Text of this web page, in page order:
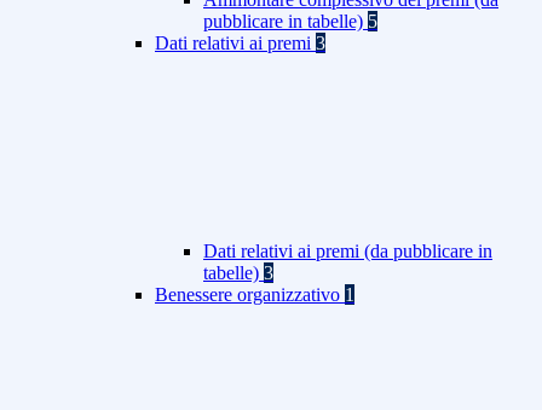
pubblicare in tabelle) 5
Dati relativi ai premi 3
Dati relativi ai premi (da pubblicare in
tabelle) 3
Benessere organizzativo 1